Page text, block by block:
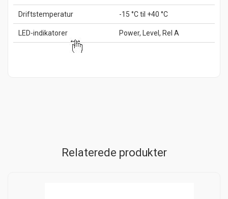
Driftstemperatur -15 °C til +40 °C
LED-indikatorer Power, Level, Rel A
Relaterede produkter